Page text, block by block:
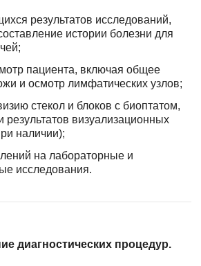
результатов исследований,
истории болезни для
пациента, включая общее
и осмотр лимфатических узлов;
стекол и блоков с биоптатом,
результатов визуализационных
наличии);
на лабораторные и
исследования.
диагностических процедур.